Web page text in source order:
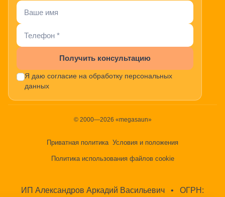
Получить консультацию
Я даю согласие на обработку персональных
данных
© 2000—2026 «megasaun»
Приватная политика Условия и положения
Политика использования файлов cookie
ИП Александров Аркадий Васильевич • ОГРН: